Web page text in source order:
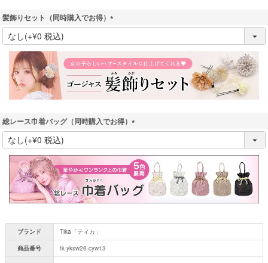
髪飾りセット（同時購入でお得）
(
必
)
総レース巾着バッグ（同時購入でお得）
(
必
須
)
ブランド
Tika「ティカ」
商品番号
tk-yksw26-cyw13